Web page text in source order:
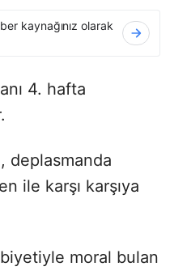
kaynağınız olarak
4. hafta
deplasmanda
ile karşı karşıya
moral bulan